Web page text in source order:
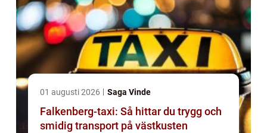
01 augusti 2026 Saga Vinde
Falkenberg-taxi: Så hittar du trygg och
smidig transport på västkusten